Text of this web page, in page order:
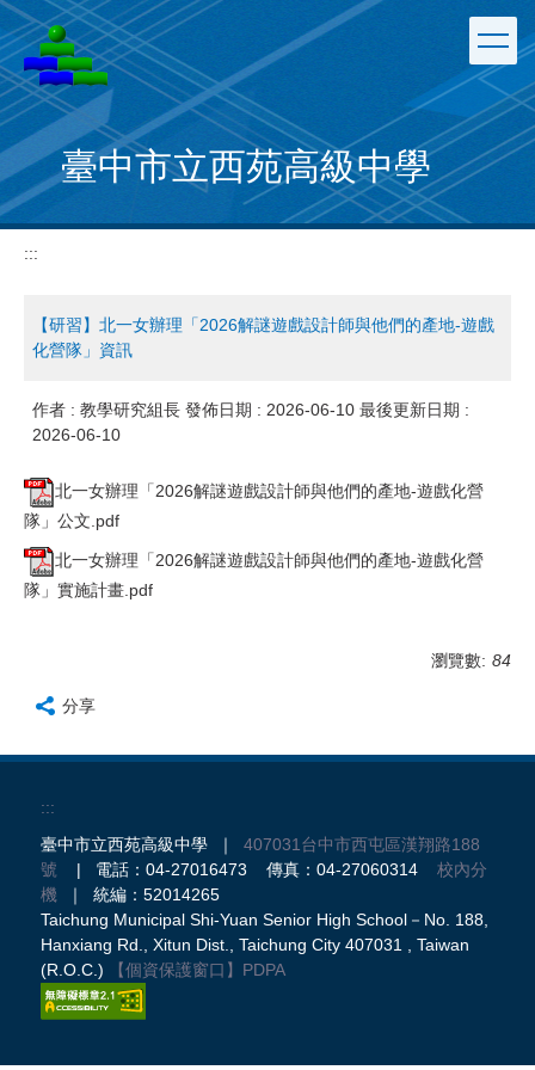
跳
到
主
要
內
容
區
臺中市立西苑高級中學
:::
【研習】北一女辦理「2026解謎遊戲設計師與他們的產地-遊戲
化營隊」資訊
作者 : 教學研究組長 發佈日期 : 2026-06-10 最後更新日期 :
2026-06-10
北一女辦理「2026解謎遊戲設計師與他們的產地-遊戲化營
隊」公文.pdf
北一女辦理「2026解謎遊戲設計師與他們的產地-遊戲化營
隊」實施計畫.pdf
瀏覽數: 84
分享
:::
臺中市立西苑高級中學 ｜ 407031台中市西屯區漢翔路188
號 | 電話：04-27016473 傳真：04-27060314 校內分
機 ｜ 統編：52014265
Taichung Municipal Shi-Yuan Senior High School－No. 188,
Hanxiang Rd., Xitun Dist., Taichung City 407031 , Taiwan
(R.O.C.)
【個資保護窗口】 PDPA